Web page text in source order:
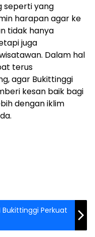
seperti yang
harapan agar ke
tidak hanya
juga
Dalam hal
terus
agar Bukittinggi
kesan baik bagi
dengan iklim
Bukittinggi Perkuat